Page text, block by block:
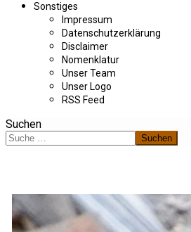
Sonstiges
Impressum
Datenschutzerklärung
Disclaimer
Nomenklatur
Unser Team
Unser Logo
RSS Feed
Suchen
Suchen